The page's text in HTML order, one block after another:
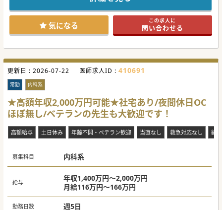
地域医療に貢献したい方是非ご応募お待ちしております。
#秋入職可気になる この求人に
問い合わせる
更新日 : 2026-07-22 医師求人ID : 410691
常勤 内科系
★高額年収2,000万円可能★社宅あり/夜間休日OC
ほぼ無し/ベテランの先生も大歓迎です！
高額給与 土日休み 年齢不問・ベテラン歓迎 当直なし 救急対応なし 紙
募集科目 内科系
給与
年収1,400万円～2,000万円
月給116万円～166万円
勤務日数 週5日